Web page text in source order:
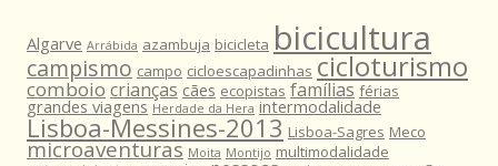
Algarve Arrábida azambuja bicicleta bicicultura
campismo campo cicloescapadinhas cicloturismo
comboio crianças cães ecopistas famílias férias
grandes viagens Herdade da Hera intermodalidade
Lisboa-Messines-2013 Lisboa-Sagres Meco
microaventuras Moita Montijo multimodalidade